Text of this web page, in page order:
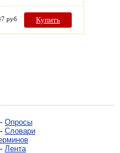
руб Купить
Опросы
Словари
Лента